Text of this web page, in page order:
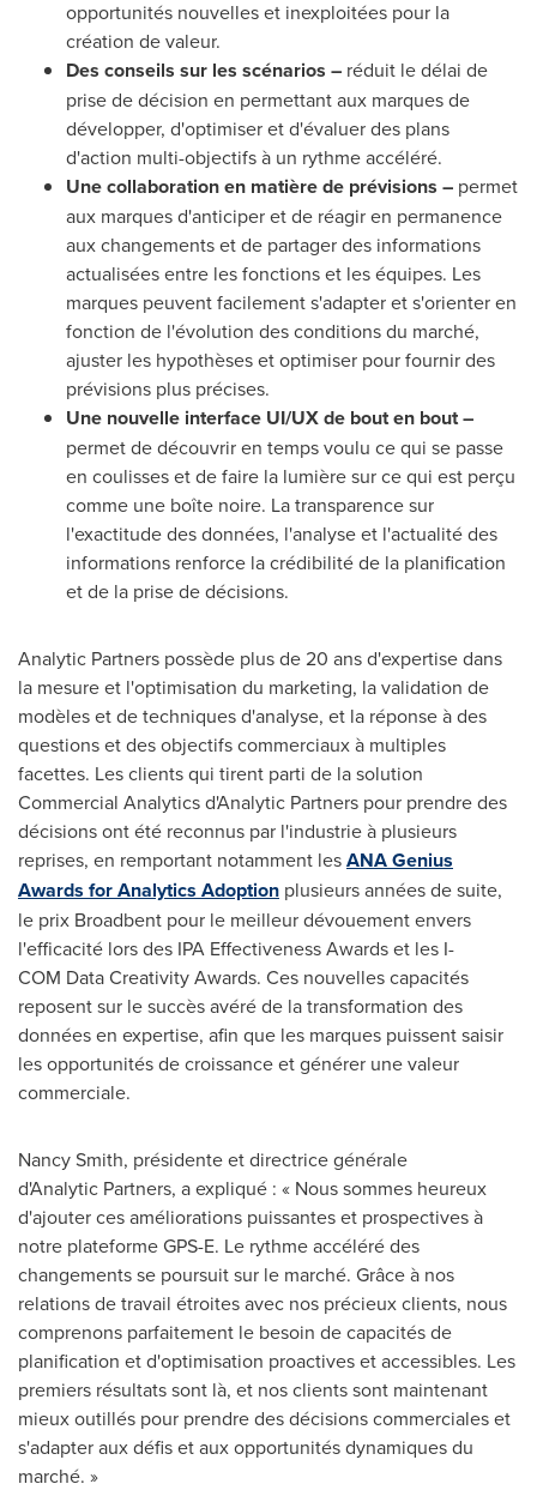
opportunités nouvelles et inexploitées pour la
création de valeur.
Des conseils sur les scénarios – réduit le délai de
prise de décision en permettant aux marques de
développer, d'optimiser et d'évaluer des plans
d'action multi-objectifs à un rythme accéléré.
Une collaboration en matière de prévisions – permet
aux marques d'anticiper et de réagir en permanence
aux changements et de partager des informations
actualisées entre les fonctions et les équipes. Les
marques peuvent facilement s'adapter et s'orienter en
fonction de l'évolution des conditions du marché,
ajuster les hypothèses et optimiser pour fournir des
prévisions plus précises.
Une nouvelle interface UI/UX de bout en bout –
permet de découvrir en temps voulu ce qui se passe
en coulisses et de faire la lumière sur ce qui est perçu
comme une boîte noire. La transparence sur
l'exactitude des données, l'analyse et l'actualité des
informations renforce la crédibilité de la planification
et de la prise de décisions.
Analytic Partners possède plus de 20 ans d'expertise dans
la mesure et l'optimisation du marketing, la validation de
modèles et de techniques d'analyse, et la réponse à des
questions et des objectifs commerciaux à multiples
facettes. Les clients qui tirent parti de la solution
Commercial Analytics d'Analytic Partners pour prendre des
décisions ont été reconnus par l'industrie à plusieurs
reprises, en remportant notamment lesANA Genius
Awards for Analytics Adoption plusieurs années de suite,
le prix Broadbent pour le meilleur dévouement envers
l'efficacité lors des IPA Effectiveness Awards et les I-
COM Data Creativity Awards. Ces nouvelles capacités
reposent sur le succès avéré de la transformation des
données en expertise, afin que les marques puissent saisir
les opportunités de croissance et générer une valeur
commerciale.
Nancy Smith, présidente et directrice générale
d'Analytic Partners, a expliqué : « Nous sommes heureux
d'ajouter ces améliorations puissantes et prospectives à
notre plateforme GPS-E. Le rythme accéléré des
changements se poursuit sur le marché. Grâce à nos
relations de travail étroites avec nos précieux clients, nous
comprenons parfaitement le besoin de capacités de
planification et d'optimisation proactives et accessibles. Les
premiers résultats sont là, et nos clients sont maintenant
mieux outillés pour prendre des décisions commerciales et
s'adapter aux défis et aux opportunités dynamiques du
marché. »